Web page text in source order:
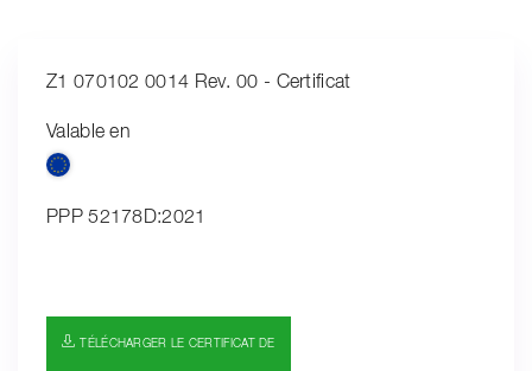
Z1 070102 0014 Rev. 00 - Certificat
Valable en
PPP 52178D:2021
TÉLÉCHARGER LE CERTIFICAT DE